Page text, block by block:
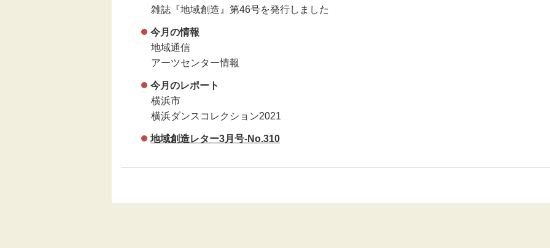
雑誌『地域創造』第46号を発行しました
今月の情報
地域通信
アーツセンター情報
今月のレポート
横浜市
横浜ダンスコレクション2021
地域創造レター3月号-No.310